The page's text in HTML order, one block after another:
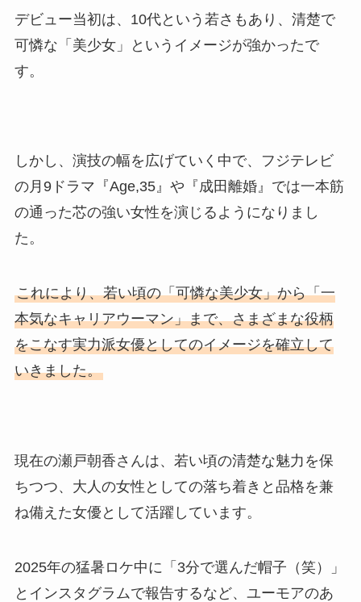
デビュー当初は、10代という若さもあり、清楚で
可憐な「美少女」というイメージが強かったで
す。
しかし、演技の幅を広げていく中で、フジテレビ
の月9ドラマ『Age,35』や『成田離婚』では一本筋
の通った芯の強い女性を演じるようになりまし
た。
これにより、若い頃の「可憐な美少女」から「一
本気なキャリアウーマン」まで、さまざまな役柄
をこなす実力派女優としてのイメージを確立して
いきました。
現在の瀬戸朝香さんは、若い頃の清楚な魅力を保
ちつつ、大人の女性としての落ち着きと品格を兼
ね備えた女優として活躍しています。
2025年の猛暑ロケ中に「3分で選んだ帽子（笑）」
とインスタグラムで報告するなど、ユーモアのあ